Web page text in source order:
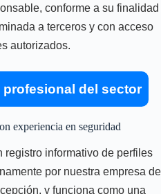
conforme a su finalidad
a terceros y con acceso
autorizados.
del sector
experiencia en seguridad
registro informativo de perfiles
por nuestra empresa de
y funciona como una